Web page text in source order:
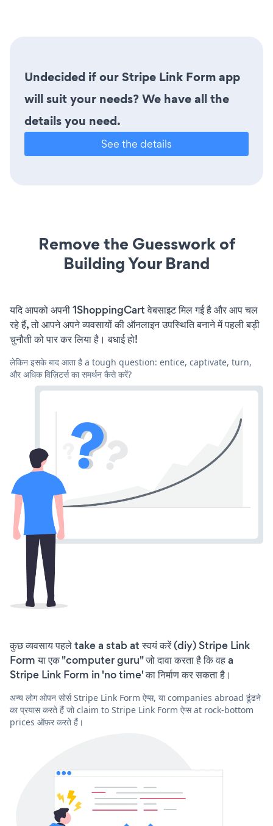
Undecided if our Stripe Link Form app
will suit your needs? We have all the
details you need.
See the details
Remove the Guesswork of
Building Your Brand
यदि आपको अपनी 1ShoppingCart वेबसाइट मिल गई है और आप चल
रहे हैं, तो आपने अपने व्यवसायों की ऑनलाइन उपस्थिति बनाने में पहली बड़ी
चुनौती को पार कर लिया है। बधाई हो!
लेकिन इसके बाद आता है a tough question: entice, captivate, turn,
और अधिक विज़िटर्स का समर्थन कैसे करें?
कुछ व्यवसाय पहले take a stab at स्वयं करें (diy) Stripe Link
Form या एक "computer guru" जो दावा करता है कि वह a
Stripe Link Form in 'no time' का निर्माण कर सकता है।
अन्य लोग ओपन सोर्स Stripe Link Form ऐप्स, या companies abroad ढूंढने
का प्रयास करते हैं जो claim to Stripe Link Form ऐप्स at rock-bottom
prices ऑफ़र करते हैं।